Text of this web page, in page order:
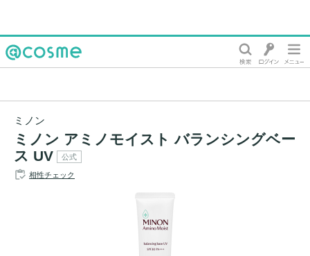
ミノン
ミノン アミノモイスト バランシングベー
ス UV
公式
相性チェック